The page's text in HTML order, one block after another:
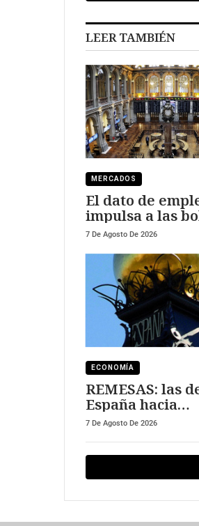
LEER TAMBIÉN
MERCADOS
El dato de
impulsa a las
al sector
7 De Agosto De 2026
ECONOMÍA
REMESAS: las
España hacia
Marruecos se
7 De Agosto De 2026